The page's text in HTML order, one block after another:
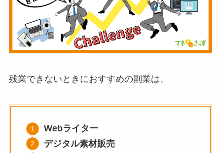
残業できないときにおすすめの副業は、
Webライター
デジタル素材販売